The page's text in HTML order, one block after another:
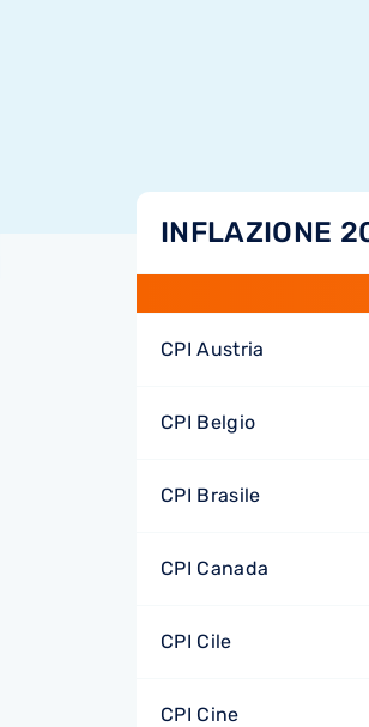
INFLAZIONE
CPI Austria
CPI Belgio
CPI Brasile
CPI Canada
CPI Cile
CPI Cine